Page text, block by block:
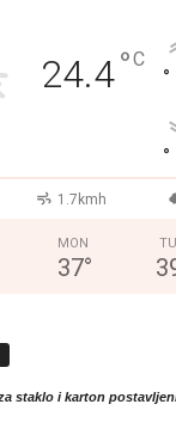
24.4°C
°
°
1.7kmh
MON
37°
staklo i karton